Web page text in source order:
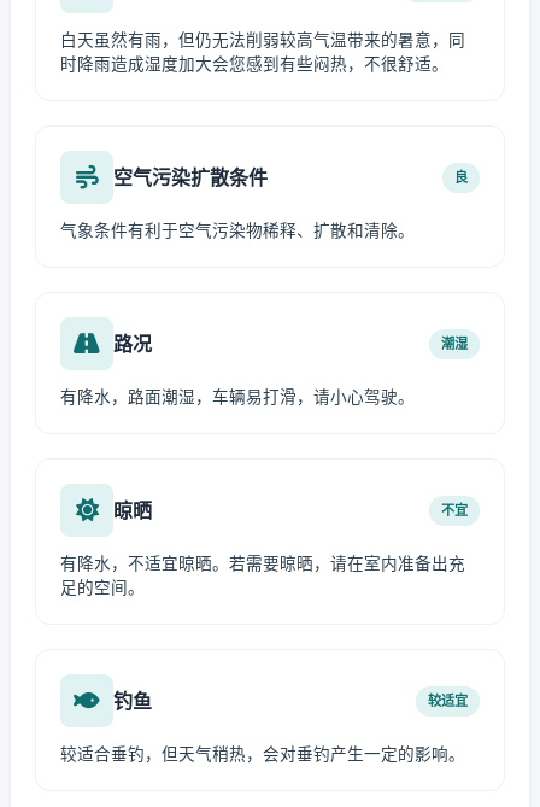
白天虽然有雨，但仍无法削弱较高气温带来的暑意，同
时降雨造成湿度加大会您感到有些闷热，不很舒适。
空气污染扩散条件 良
气象条件有利于空气污染物稀释、扩散和清除。
路况 潮湿
有降水，路面潮湿，车辆易打滑，请小心驾驶。
晾晒 不宜
有降水，不适宜晾晒。若需要晾晒，请在室内准备出充
足的空间。
钓鱼 较适宜
较适合垂钓，但天气稍热，会对垂钓产生一定的影响。